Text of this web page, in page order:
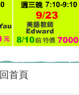
回首頁